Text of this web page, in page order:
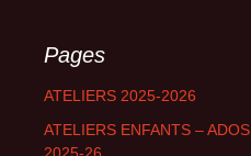
Pages
ATELIERS 2025-2026
ATELIERS ENFANTS – ADOS